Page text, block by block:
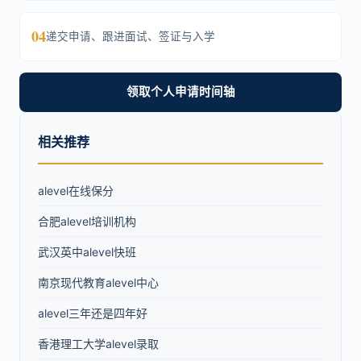
04递交申请、跟进面试、签证与入学
领取个人申请时间轴
相关推荐
alevel在线保分
合肥alevel培训机构
武汉英中alevel快班
南京现代教育alevel中心
alevel三年还是四年好
香港理工大学alevel录取